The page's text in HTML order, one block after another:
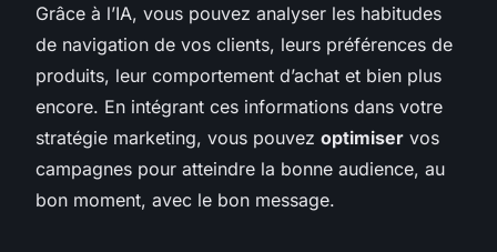
Grâce à l’IA, vous pouvez analyser les habitudes
de navigation de vos clients, leurs préférences de
produits, leur comportement d’achat et bien plus
encore. En intégrant ces informations dans votre
stratégie marketing, vous pouvez optimiser vos
campagnes pour atteindre la bonne audience, au
bon moment, avec le bon message.